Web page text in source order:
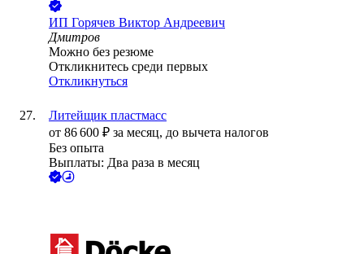
ИП Горячев Виктор Андреевич
Дмитров
Можно без резюме
Откликнитесь среди первых
Откликнуться
Литейщик пластмасс
от 86 600 ₽ за месяц, до вычета налогов
Без опыта
Выплаты: Два раза в месяц